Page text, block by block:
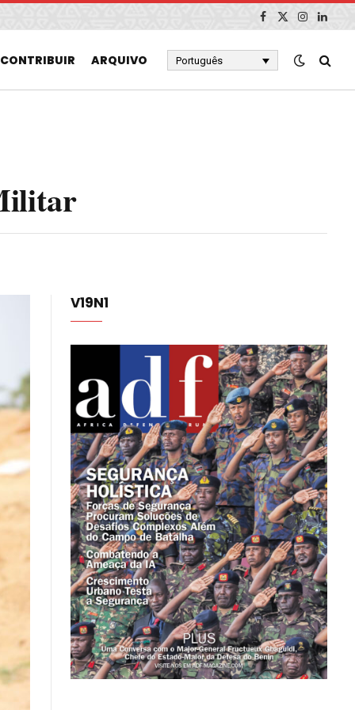
Facebook
X
Instagram
CONTRIBUIR ARQUIVO Português
V19N1